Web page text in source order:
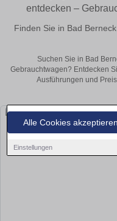
Alle Cookies akzeptieren
Einstellungen
entdecken –
Finden Sie in Bad
Suchen Sie in Bad
Gebrauchtwagen? Entdecken
Ausführungen und